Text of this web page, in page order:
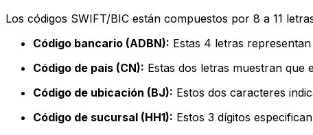
Los códigos SWIFT/BIC están compuestos por 8 a 11
Código bancario (ADBN): Estas 4 letras
Código de país (CN): Estas dos letras muestran que
Código de ubicación (BJ): Estos dos caracteres
Código de sucursal (HH1): Estos 3 dígitos